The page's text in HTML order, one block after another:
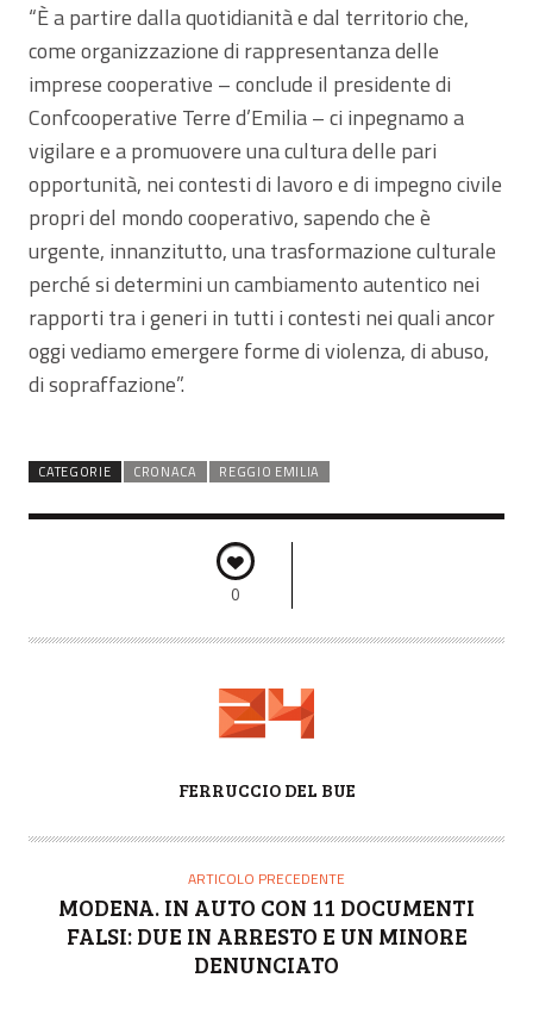
“È a partire dalla quotidianità e dal territorio che,
come organizzazione di rappresentanza delle
imprese cooperative – conclude il presidente di
Confcooperative Terre d’Emilia – ci inpegnamo a
vigilare e a promuovere una cultura delle pari
opportunità, nei contesti di lavoro e di impegno civile
propri del mondo cooperativo, sapendo che è
urgente, innanzitutto, una trasformazione culturale
perché si determini un cambiamento autentico nei
rapporti tra i generi in tutti i contesti nei quali ancor
oggi vediamo emergere forme di violenza, di abuso,
di sopraffazione”.
CATEGORIE CRONACA REGGIO EMILIA
0
T
FERRUCCIO DEL BUE
ARTICOLO PRECEDENTE
MODENA. IN AUTO CON 11 DOCUMENTI
FALSI: DUE IN ARRESTO E UN MINORE
DENUNCIATO